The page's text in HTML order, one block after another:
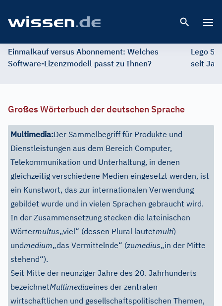
Einmalkauf versus Abonnement: Welches
Software-Lizenzmodell passt zu Ihnen?
Lego
seit
Großes Wörterbuch der deutschen Sprache
Multimedia:Der Sammelbegriff für Produkte und
Dienstleistungen aus dem Bereich Computer,
Telekommunikation und Unterhaltung, in denen
gleichzeitig verschiedene Medien eingesetzt werden, ist
ein Kunstwort, das zur internationalen Verwendung
gebildet wurde und in vielen Sprachen gebraucht wird.
In der Zusammensetzung stecken die lateinischen
Wörtermultus„viel“ (dessen Plural lautetmulti)
undmedium„das Vermittelnde“ (zumedius„in der Mitte
stehend“).
Seit Mitte der neunziger Jahre des 20. Jahrhunderts
bezeichnetMultimediaeines der zentralen
wirtschaftlichen und gesellschaftspolitischen Themen,